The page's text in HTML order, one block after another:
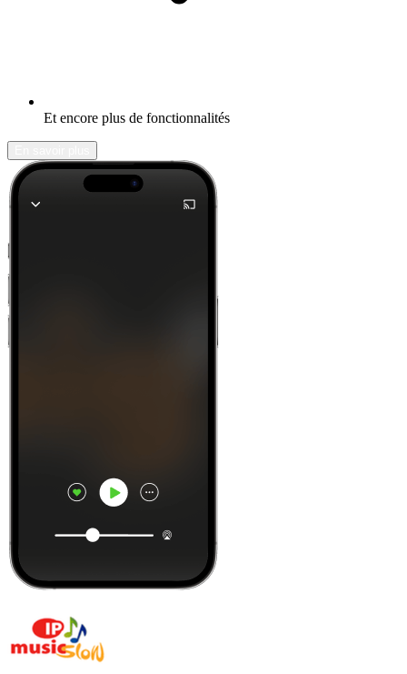
Et encore plus de fonctionnalités